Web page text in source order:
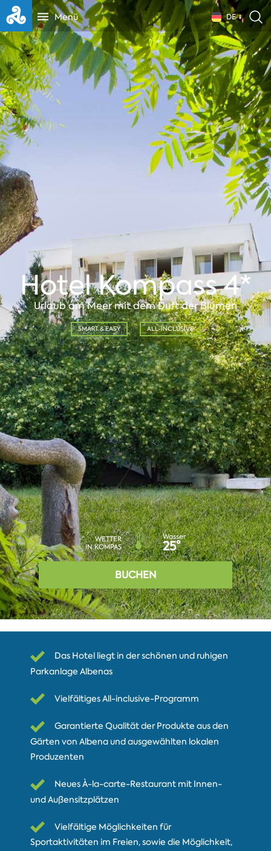
Menü DE
Hotel Kompass 4*
Urlaub am Meer mit dem Duft der Blumen
SMART & EASY ALL-INCLUSIVE
WETTER
IN KOMPAS
Wasser
25°
BUCHEN
Das Hotel liegt in der schönen und ruhigen
Parkanlage Albenas
Vielfältiges All-inclusive-Programm
Garantierte Qualität der Produkte aus den
Gärten von Albena und ausgewählten lokalen
Produzenten
Neues À-la-carte-Restaurant mit Innen-
und Außensitzplätzen
Vielfältige Möglichkeiten für
Sportaktivitäten im Freien, sowie die Möglichkeit,